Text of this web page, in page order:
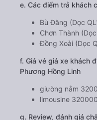
e. Các điểm trả khách
Bù Đăng (Dọc
Chơn Thành
Đồng Xoài (Dọc
f. Giá vé giá xe khách
Phương Hồng Linh
giường nằm
limousine
g. Review, đánh giá